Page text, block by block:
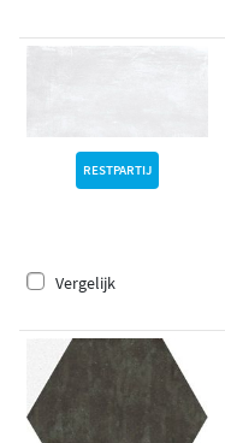
RESTPARTIJ
Vergelijk